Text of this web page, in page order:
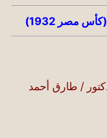
(كأس مصر 1932)
/ طارق أحمد